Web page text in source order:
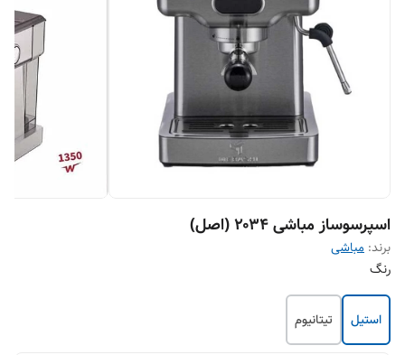
اسپرسوساز مباشی ۲۰۳۴ (اصل)
برند: مباشی
رنگ
استیل تیتانیوم